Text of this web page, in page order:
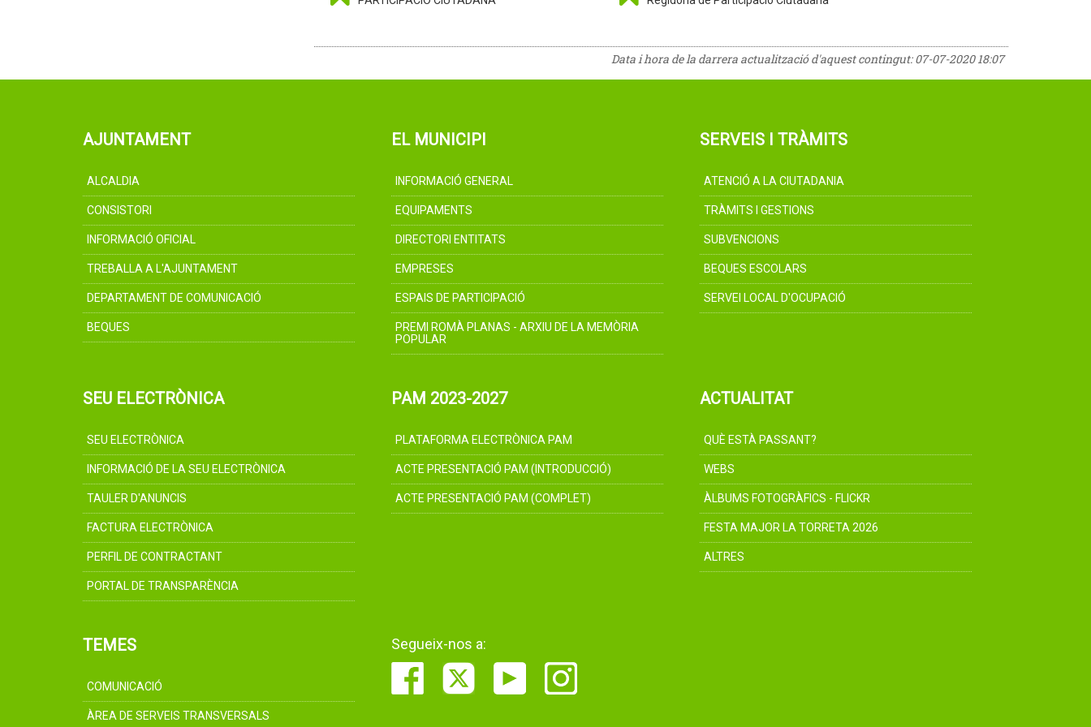
Data i hora de la darrera actualització d'aquest contingut:07-07-2020 18:07
AJUNTAMENT
ALCALDIA
CONSISTORI
INFORMACIÓ OFICIAL
TREBALLA A L'AJUNTAMENT
DEPARTAMENT DE COMUNICACIÓ
BEQUES
EL MUNICIPI
INFORMACIÓ GENERAL
EQUIPAMENTS
DIRECTORI ENTITATS
EMPRESES
ESPAIS DE PARTICIPACIÓ
PREMI ROMÀ PLANAS - ARXIU DE LA MEMÒRIA
POPULAR
SERVEIS I TRÀMITS
ATENCIÓ A LA CIUTADANIA
TRÀMITS I GESTIONS
SUBVENCIONS
BEQUES ESCOLARS
SERVEI LOCAL D'OCUPACIÓ
SEU ELECTRÒNICA
SEU ELECTRÒNICA
INFORMACIÓ DE LA SEU ELECTRÒNICA
TAULER D'ANUNCIS
FACTURA ELECTRÒNICA
PERFIL DE CONTRACTANT
PORTAL DE TRANSPARÈNCIA
PAM 2023-2027
PLATAFORMA ELECTRÒNICA PAM
ACTE PRESENTACIÓ PAM (INTRODUCCIÓ)
ACTE PRESENTACIÓ PAM (COMPLET)
ACTUALITAT
QUÈ ESTÀ PASSANT?
WEBS
ÀLBUMS FOTOGRÀFICS - FLICKR
FESTA MAJOR LA TORRETA 2026
ALTRES
TEMES
COMUNICACIÓ
ÀREA DE SERVEIS TRANSVERSALS
Segueix-nos a: